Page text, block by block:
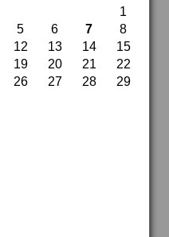
1
5 6 7
8
12 13 14
15
19 20 21
22
26 27 28
29